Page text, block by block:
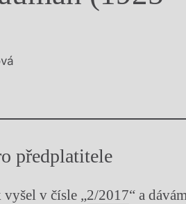
předplatitele
vyšel v čísle „2/2017“ a